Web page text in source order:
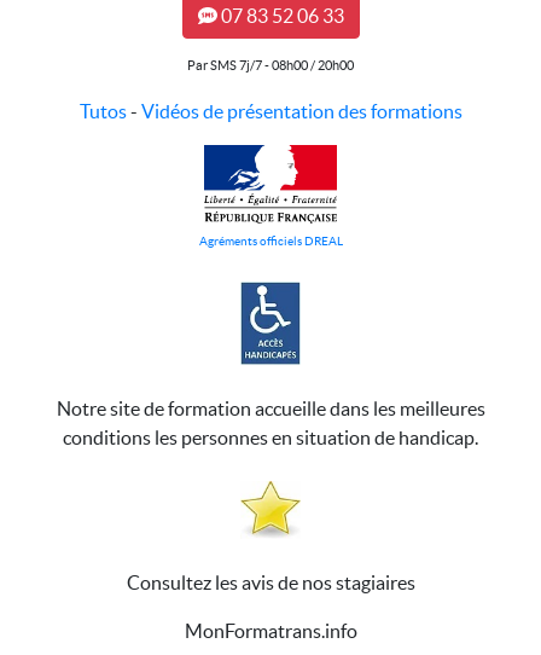
07 83 52 06 33
Par SMS 7j/7 - 08h00 / 20h00
Tutos- Vidéos de présentation des formations
Agréments officiels DREAL
Notre site de formation accueille dans les meilleures
conditions les personnes en situation de handicap.
Consultez les avis de nos stagiaires
MonFormatrans.info